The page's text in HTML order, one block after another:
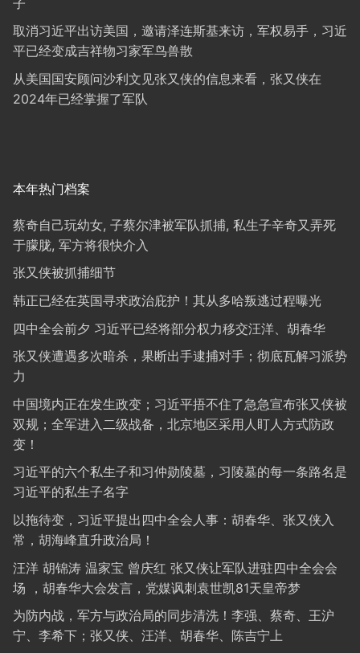
取消习近平出访美国，邀请泽连斯基来访，军权易手，习近
平已经变成吉祥物习家军鸟兽散
从美国国安顾问沙利文见张又侠的信息来看，张又侠在
2024年已经掌握了军队
本年热门档案
蔡奇自己玩幼女, 子蔡尔津被军队抓捕, 私生子辛奇又弄死
于朦胧, 军方将很快介入
张又侠被抓捕细节
韩正已经在英国寻求政治庇护！其从多哈叛逃过程曝光
四中全会前夕 习近平已经将部分权力移交汪洋、胡春华
张又侠遭遇多次暗杀，果断出手逮捕对手；彻底瓦解习派势
力
中国境内正在发生政变；习近平捂不住了急急宣布张又侠被
双规；全军进入二级战备，北京地区采用人盯人方式防政
变！
习近平的六个私生子和习仲勋陵墓，习陵墓的每一条路名是
习近平的私生子名字
以拖待变，习近平提出四中全会人事：胡春华、张又侠入
常，胡海峰直升政治局！
汪洋 胡锦涛 温家宝 曾庆红 张又侠让军队进驻四中全会会
场 ，胡春华大会发言，党媒讽刺袁世凯81天皇帝梦
为防内战，军方与政治局的同步清洗！李强、蔡奇、王沪
宁、李希下；张又侠、汪洋、胡春华、陈吉宁上